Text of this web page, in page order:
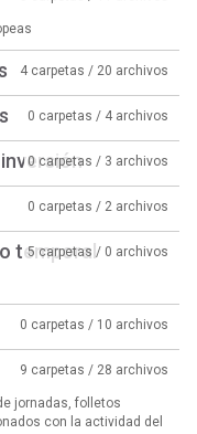
4 carpetas / 20 archivos
0 carpetas / 4 archivos
0 carpetas / 3 archivos
0 carpetas / 2 archivos
temporal
5 carpetas / 0 archivos
0 carpetas / 10 archivos
9 carpetas / 28 archivos
jornadas, folletos
con la actividad del